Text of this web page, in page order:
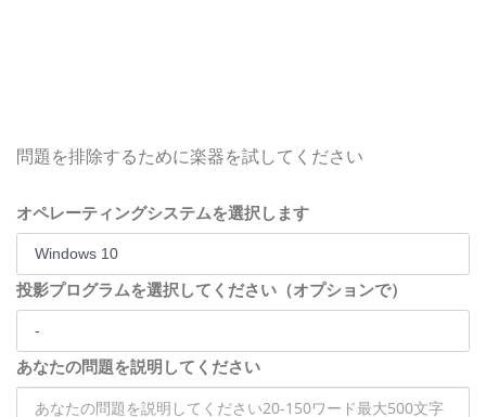
問題を排除するために楽器を試してください
オペレーティングシステムを選択します
投影プログラムを選択してください（オプションで）
あなたの問題を説明してください